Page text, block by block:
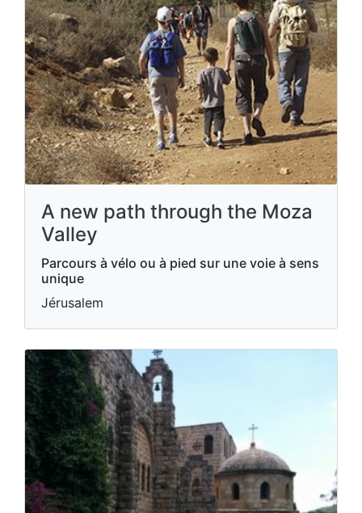
A new path through the Moza
Valley
Parcours à vélo ou à pied sur une voie à sens
unique
Jérusalem